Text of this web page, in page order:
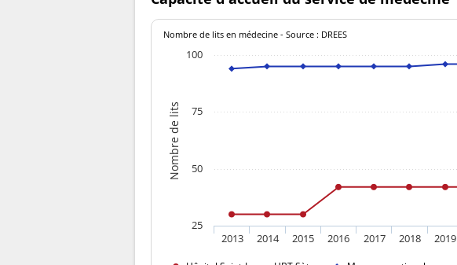
Nombre de lits
Nombre de lits en médecine - Source : DREES
2013 2014 2015 2016 2017 2018 2019
25
50
75
100